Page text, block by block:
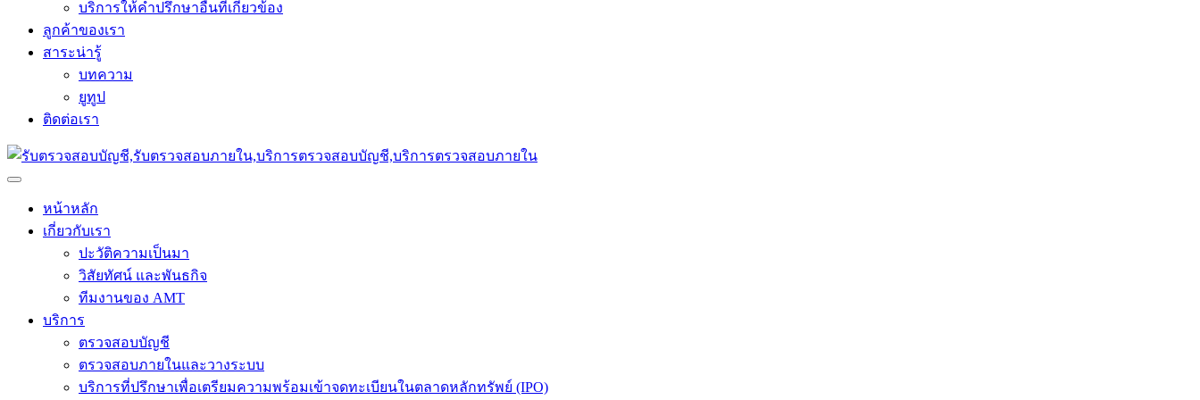
บริการให้คำปรึกษาอื่นที่เกี่ยวข้อง
ลูกค้าของเรา
สาระน่ารู้
บทความ
ยูทูป
ติดต่อเรา
หน้าหลัก
เกี่ยวกับเรา
ปะวัติความเป็นมา
วิสัยทัศน์ และพันธกิจ
ทีมงานของ AMT
บริการ
ตรวจสอบบัญชี
ตรวจสอบภายในและวางระบบ
บริการที่ปรึกษาเพื่อเตรียมความพร้อมเข้าจดทะเบียนในตลาดหลักทรัพย์ (IPO)